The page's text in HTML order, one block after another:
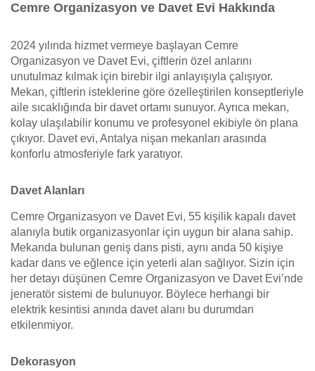
Cemre Organizasyon ve Davet Evi Hakkında
2024 yılında hizmet vermeye başlayan Cemre
Organizasyon ve Davet Evi, çiftlerin özel anlarını
unutulmaz kılmak için birebir ilgi anlayışıyla çalışıyor.
Mekan, çiftlerin isteklerine göre özelleştirilen konseptleriyle
aile sıcaklığında bir davet ortamı sunuyor. Ayrıca mekan,
kolay ulaşılabilir konumu ve profesyonel ekibiyle ön plana
çıkıyor. Davet evi, Antalya nişan mekanları arasında
konforlu atmosferiyle fark yaratıyor.
Davet Alanları
Cemre Organizasyon ve Davet Evi, 55 kişilik kapalı davet
alanıyla butik organizasyonlar için uygun bir alana sahip.
Mekanda bulunan geniş dans pisti, aynı anda 50 kişiye
kadar dans ve eğlence için yeterli alan sağlıyor. Sizin için
her detayı düşünen Cemre Organizasyon ve Davet Evi’nde
jeneratör sistemi de bulunuyor. Böylece herhangi bir
elektrik kesintisi anında davet alanı bu durumdan
etkilenmiyor.
Dekorasyon